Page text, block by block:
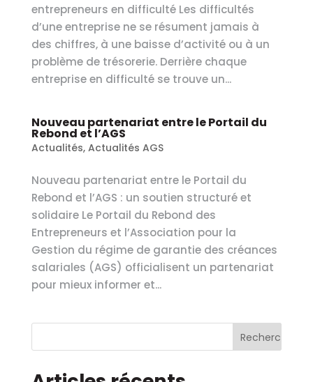
entrepreneurs en difficulté Les difficultés
d’une entreprise ne se résument jamais à
des chiffres, à une baisse d’activité ou à un
problème de trésorerie. Derrière chaque
entreprise en difficulté se trouve un...
Nouveau partenariat entre le Portail du
Rebond et l’AGS
Actualités, Actualités AGS
Nouveau partenariat entre le Portail du
Rebond et l’AGS : un soutien structuré et
solidaire Le Portail du Rebond des
Entrepreneurs et l’Association pour la
Gestion du régime de garantie des créances
salariales (AGS) officialisent un partenariat
pour mieux informer et...